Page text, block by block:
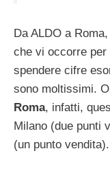
Da ALDO a
che vi occorre
spendere cifre
sono moltissimi.
Roma, infatti,
Milano (due punti
(un punto vendita).